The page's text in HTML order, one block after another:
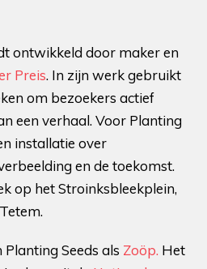
ontwikkeld door maker en
Preis. In zijn werk gebruikt
om bezoekers actief
een verhaal. Voor Planting
installatie over
en de toekomst.
op het Stroinksbleekplein,
Seeds als Zoöp. Het